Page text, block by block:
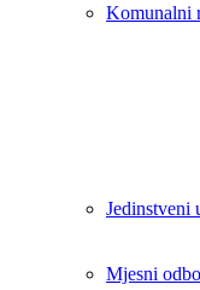
Komunalni
Jedinstveni
Mjesni